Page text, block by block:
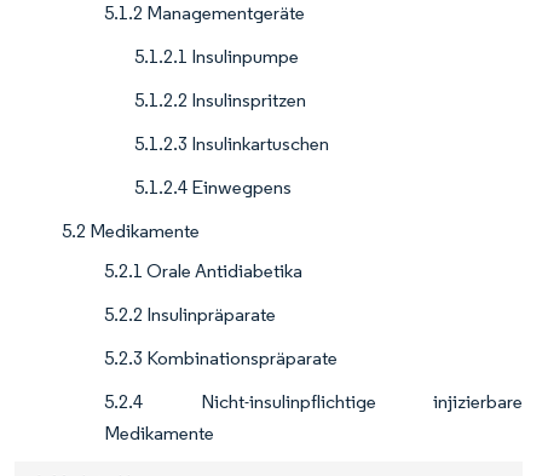
5.1.2 Managementgeräte
5.1.2.1 Insulinpumpe
5.1.2.2 Insulinspritzen
5.1.2.3 Insulinkartuschen
5.1.2.4 Einwegpens
5.2 Medikamente
5.2.1 Orale Antidiabetika
5.2.2 Insulinpräparate
5.2.3 Kombinationspräparate
5.2.4 Nicht-insulinpflichtige injizierbare
Medikamente